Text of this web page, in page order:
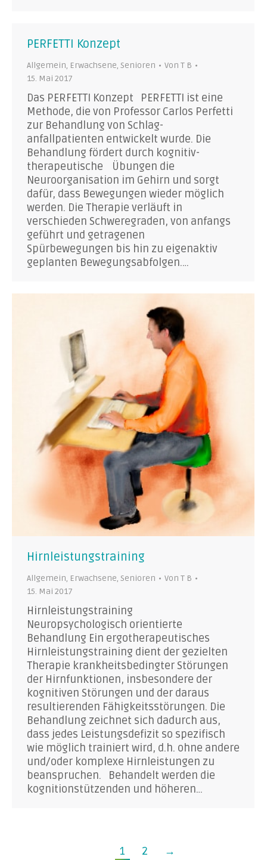
PERFETTI Konzept
Allgemein, Erwachsene, Senioren Von T B
15. Mai 2017
Das PERFETTI Konzept PERFETTI ist eine
Methode, die von Professor Carlos Perfetti
zur Behandlung von Schlag-
anfallpatienten entwickelt wurde. Die
Behandlung fördert durch kognitiv-
therapeutische Übungen die
Neuroorganisation im Gehirn und sorgt
dafür, dass Bewegungen wieder möglich
werden. Die Therapie verläuft in
verschieden Schweregraden, von anfangs
geführt und getragenen
Spürbewegungen bis hin zu eigenaktiv
geplanten Bewegungsabfolgen.…
Hirnleistungstraining
Allgemein, Erwachsene, Senioren Von T B
15. Mai 2017
Hirnleistungstraining
Neuropsychologisch orientierte
Behandlung Ein ergotherapeutisches
Hirnleistungstraining dient der gezielten
Therapie krankheitsbedingter Störungen
der Hirnfunktionen, insbesondere der
kognitiven Störungen und der daraus
resultierenden Fähigkeitsstörungen. Die
Behandlung zeichnet sich dadurch aus,
dass jedes Leistungsdefizit so spezifisch
wie möglich trainiert wird, d.h. ohne andere
und/oder komplexe Hirnleistungen zu
beanspruchen. Behandelt werden die
kognitionstützenden und höheren…
1 2 →